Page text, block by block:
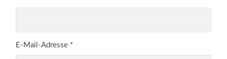
E-Mail-Adresse *